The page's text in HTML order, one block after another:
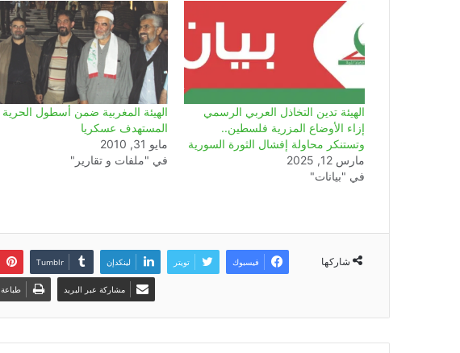
الهيئة تدين التخاذل العربي الرسمي
إزاء الأوضاع المزرية فلسطين..
وتستنكر محاولة إفشال الثورة السورية
مارس 12, 2025
في "بيانات"
الهيئة المغربية ضمن أسطول الحرية
المستهدف عسكريا
مايو 31, 2010
في "ملفات و تقارير"
شاركها فيسبوك تويتر لينكدإن
مشاركة عبر البريد طباعة